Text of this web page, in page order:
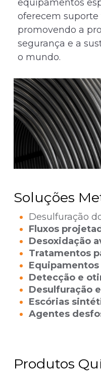
equipamentos
oferecem
promovendo a
segurança e a
o mundo.
Soluções
Desulfuração
Fluxos
Desoxidação
Tratamentos
Detecção e
Desulfuração
Escórias
Agentes
Produtos